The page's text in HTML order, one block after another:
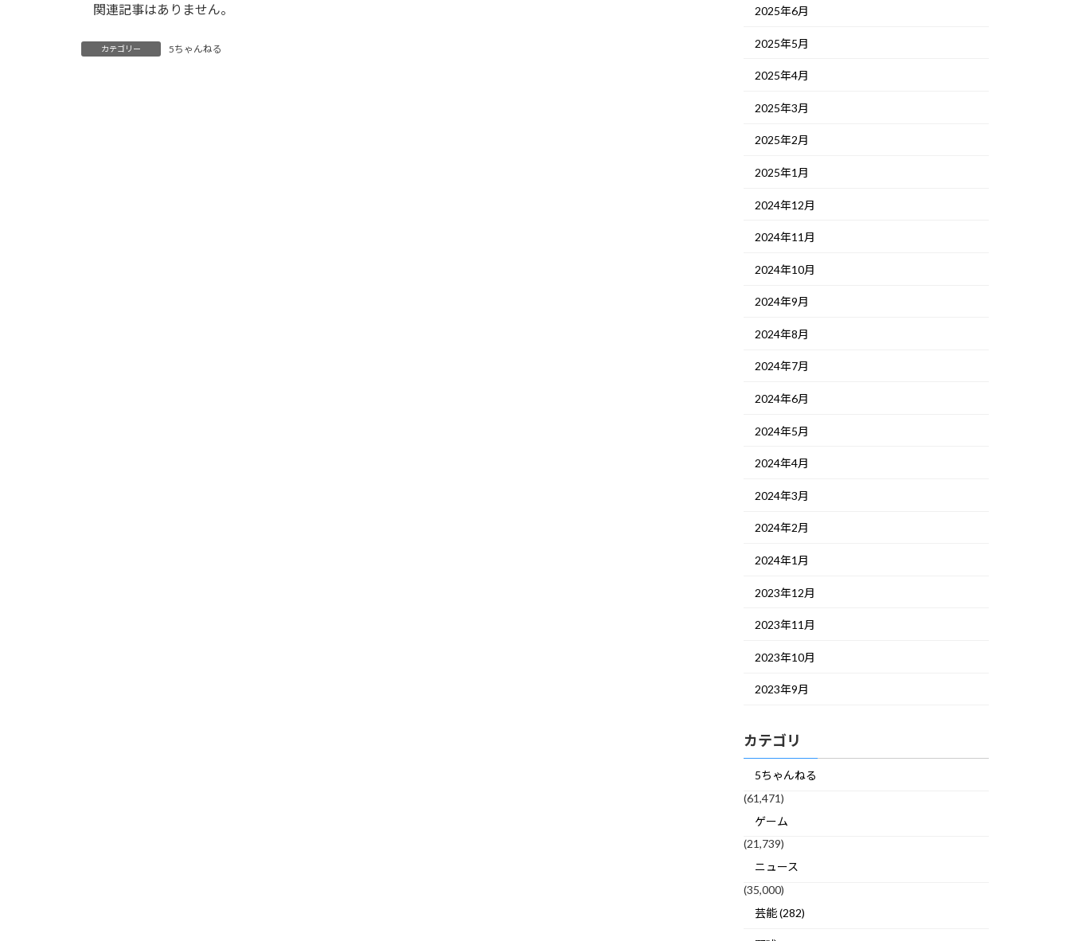
関連記事はありません。
カテゴリー 5ちゃんねる
2025年6月
2025年5月
2025年4月
2025年3月
2025年2月
2025年1月
2024年12月
2024年11月
2024年10月
2024年9月
2024年8月
2024年7月
2024年6月
2024年5月
2024年4月
2024年3月
2024年2月
2024年1月
2023年12月
2023年11月
2023年10月
2023年9月
カテゴリ
5ちゃんねる
(61,471)
ゲーム
(21,739)
ニュース
(35,000)
芸能 (282)